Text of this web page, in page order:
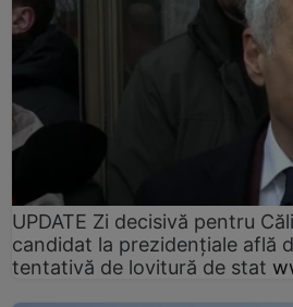
UPDATE Zi decisivă pentru
candidat la prezidențiale află
tentativă de lovitură de stat